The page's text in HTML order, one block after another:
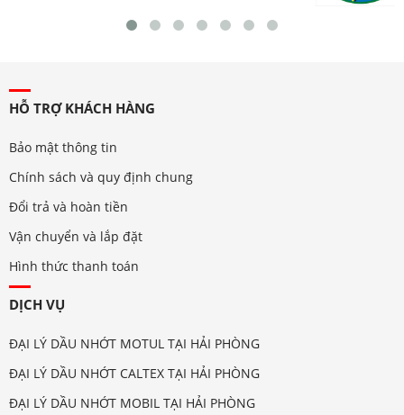
HỖ TRỢ KHÁCH HÀNG
Bảo mật thông tin
Chính sách và quy định chung
Đổi trả và hoàn tiền
Vận chuyển và lắp đặt
Hình thức thanh toán
DỊCH VỤ
ĐẠI LÝ DẦU NHỚT MOTUL TẠI HẢI PHÒNG
ĐẠI LÝ DẦU NHỚT CALTEX TẠI HẢI PHÒNG
ĐẠI LÝ DẦU NHỚT MOBIL TẠI HẢI PHÒNG